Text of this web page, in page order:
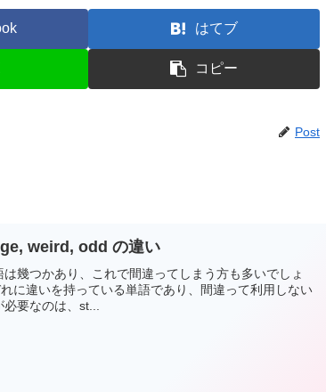
はてブ
コピー
Post
weird, odd の違い
幾つかあり、これで間違ってしまう方も多いでしょ
に違いを持っている単語であり、間違って利用しない
必要なのは、st...